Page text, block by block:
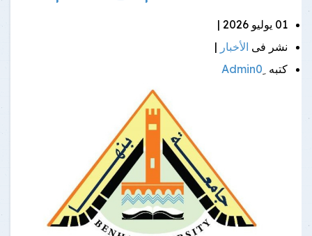
01 يوليو 2026 |
نشر فى الأخبار |
كتبه